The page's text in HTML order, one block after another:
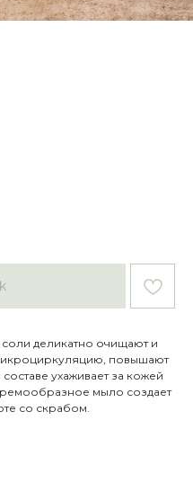
деликатно очищают и
повышают
ухаживает за кожей
мыло создает
со скрабом.